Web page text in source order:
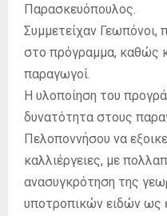
Παρασκευόπουλος.
Συμμετείχαν Γεωπόνοι,
στο πρόγραμμα, καθώς
παραγωγοί.
Η υλοποίηση του
δυνατότητα στους
Πελοποννήσου να
καλλιέργειες, με
ανασυγκρότηση της
υποτροπικών ειδών ως